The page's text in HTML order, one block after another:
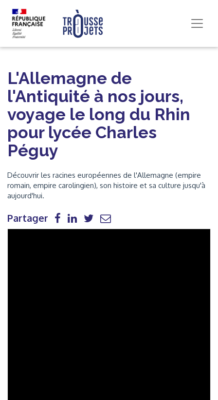
L'Allemagne de
l'Antiquité à nos jours,
voyage le long du Rhin
pour lycée Charles
Péguy
Découvrir les racines européennes de l'Allemagne (empire
romain, empire carolingien), son histoire et sa culture jusqu'à
aujourd'hui.
Partager